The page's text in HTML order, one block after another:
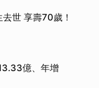
世 享壽70歲！
億、年增